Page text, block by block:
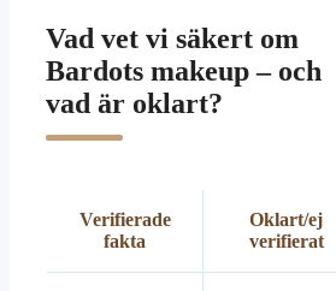
Vad vet vi säkert om
Bardots makeup – och
vad är oklart?
Verifierade
fakta
Oklart/ej
verifierat